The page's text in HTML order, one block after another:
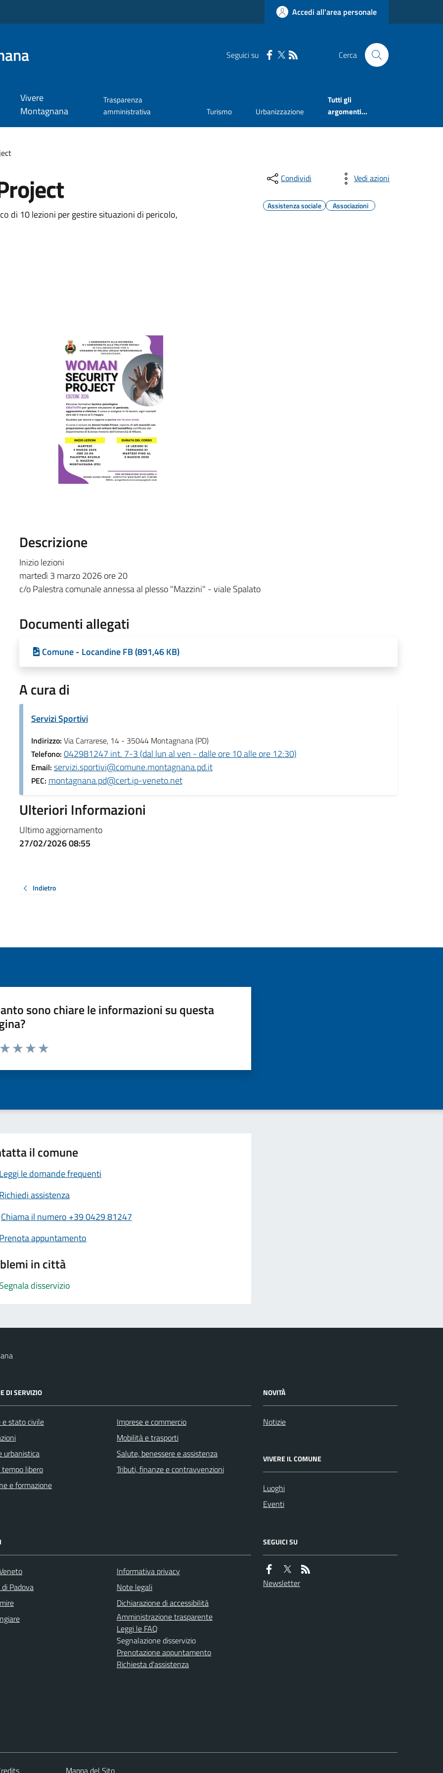
Accedi all'area personale
Seguici su Cerca
Vivere
Montagnana
Trasparenza
amministrativa
Turismo Urbanizzazione
Tutti gli
argomenti...
di 10 lezioni per gestire situazioni di pericolo,
Condividi Vedi azioni
Assistenza sociale Associazioni
Descrizione
Inizio lezioni
martedì 3 marzo 2026 ore 20
c/o Palestra comunale annessa al plesso "Mazzini" - viale Spalato
Documenti allegati
Comune - Locandine FB (891,46 KB)
A cura di
Servizi Sportivi
Indirizzo: Via Carrarese, 14 - 35044 Montagnana (PD)
Telefono: 042981247 int. 7-3 (dal lun al ven - dalle ore 10 alle ore 12:30)
Email: servizi.sportivi@comune.montagnana.pd.it
PEC: montagnana.pd@cert.ip-veneto.net
Ulteriori Informazioni
Ultimo aggiornamento
27/02/2026 08:55
Indietro
sono chiare le informazioni su questa
da 1 a 5 stelle la pagina
il comune
Leggi le domande frequenti
Richiedi assistenza
Chiama il numero +39 0429 81247
Prenota appuntamento
in città
Segnala disservizio
DI SERVIZIO
e stato civile
urbanistica
libero
e formazione
Imprese e commercio
Mobilità e trasporti
Salute, benessere e assistenza
Tributi, finanze e contravvenzioni
NOVITÀ
Notizie
VIVERE IL COMUNE
Luoghi
Eventi
Padova
Informativa privacy
Note legali
Dichiarazione di accessibilità
Amministrazione trasparente
Leggi le FAQ
Segnalazione disservizio
Prenotazione appuntamento
Richiesta d'assistenza
SEGUICI SU
Newsletter
Mappa del Sito